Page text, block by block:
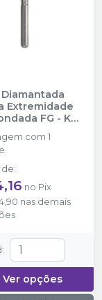
Extremidade
FG - KG
com 1
de:
no Pix
nas demais
:
Ver opções